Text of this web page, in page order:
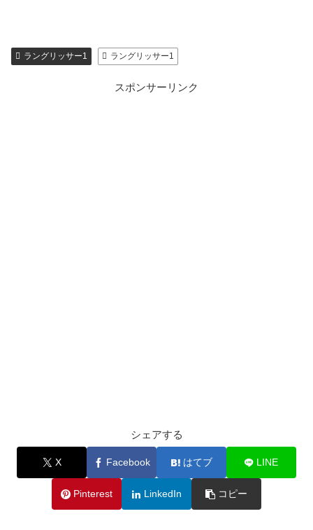
ラングリッサー1 ラングリッサー1
スポンサーリンク
シェアする
X Facebook はてブ LINE
Pinterest LinkedIn コピー